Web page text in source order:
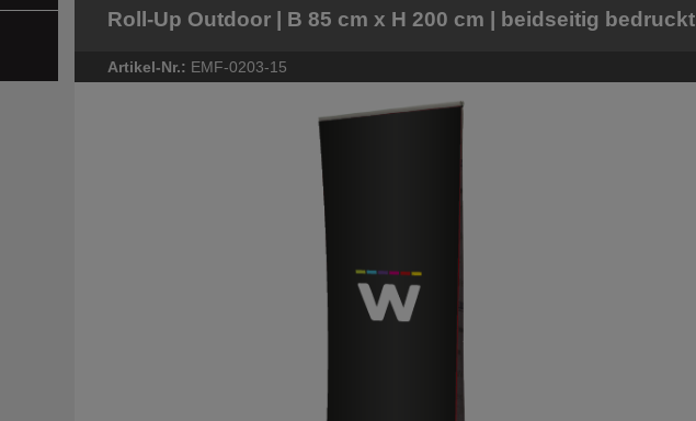
Roll-Up Outdoor | B 85 cm x H 200 cm | beidseitig bedruckt
Artikel-Nr.: EMF-0203-15